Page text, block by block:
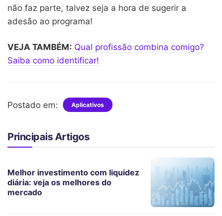
não faz parte, talvez seja a hora de sugerir a
adesão ao programa!
VEJA TAMBÉM: Qual profissão combina comigo?
Saiba como identificar!
Postado em: Aplicativos
Principais Artigos
Melhor investimento com liquidez
diária: veja os melhores do
mercado